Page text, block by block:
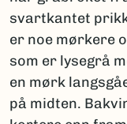
svartkantet
er noe mørkere
som er lysegrå
en mørk
på midten.